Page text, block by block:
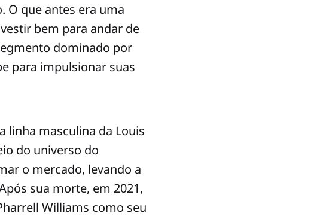
O que antes era uma
bem para andar de
dominado por
para impulsionar suas
linha masculina da Louis
do universo do
o mercado, levando a
sua morte, em 2021,
Williams como seu